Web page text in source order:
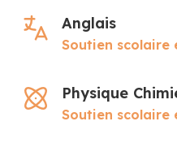
Anglais
Soutien scolaire
Physique
Soutien scolaire